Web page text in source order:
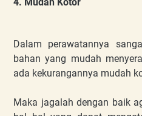
Dalam perawatannya
bahan yang mudah
ada kekurangannya mudah
Maka jagalah dengan baik